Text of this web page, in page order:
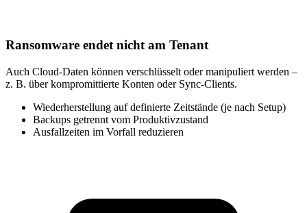
Ransomware endet nicht am Tenant
Auch Cloud-Daten können verschlüsselt oder manipuliert werden –
z. B. über kompromittierte Konten oder Sync-Clients.
Wiederherstellung auf definierte Zeitstände (je nach Setup)
Backups getrennt vom Produktivzustand
Ausfallzeiten im Vorfall reduzieren